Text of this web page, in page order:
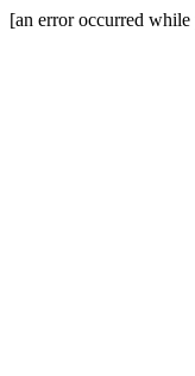
[an error occurred